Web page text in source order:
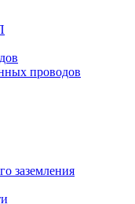
проводов
заземления